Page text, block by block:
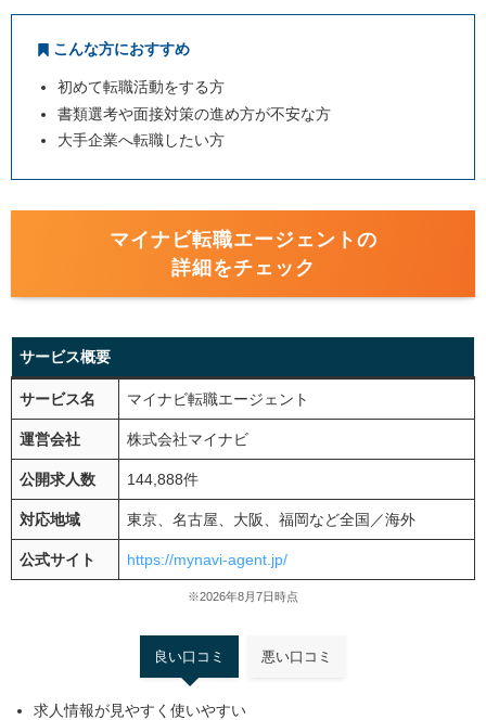
こんな方におすすめ
初めて転職活動をする方
書類選考や面接対策の進め方が不安な方
大手企業へ転職したい方
マイナビ転職エージェントの
詳細をチェック
サービス概要
サービス名 マイナビ転職エージェント
運営会社 株式会社マイナビ
公開求人数 144,888件
対応地域 東京、名古屋、大阪、福岡など全国／海外
公式サイト https://mynavi-agent.jp/
※2026年8月7日時点
良い口コミ 悪い口コミ
求人情報が見やすく使いやすい